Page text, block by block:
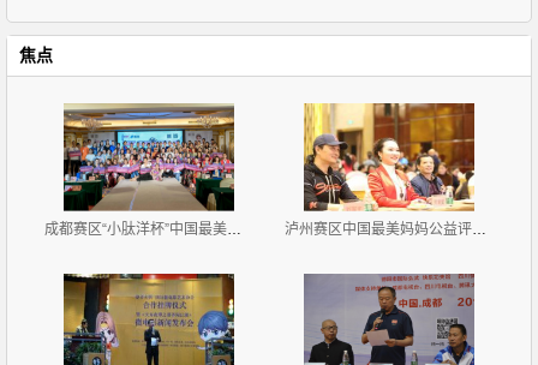
焦点
成都赛区“小肽洋杯”中国最美妈妈公益评选大赛首场海 泸州赛区中国最美妈妈公益评选大赛新闻发布会暨首场海